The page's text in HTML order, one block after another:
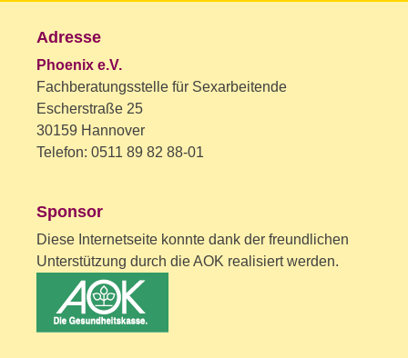
Adresse
Phoenix e.V.
Fachberatungsstelle für Sexarbeitende
Escherstraße 25
30159 Hannover
Telefon: 0511 89 82 88-01
Sponsor
Diese Internetseite konnte dank der freundlichen
Unterstützung durch die AOK realisiert werden.